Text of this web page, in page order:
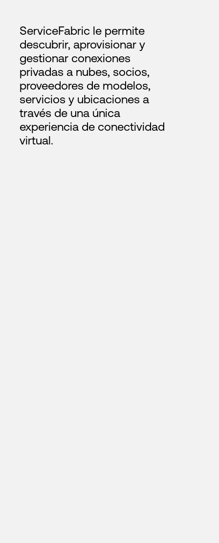
ServiceFabric le permite
descubrir, aprovisionar y
gestionar conexiones
privadas a nubes, socios,
proveedores de modelos,
servicios y ubicaciones a
través de una única
experiencia de conectividad
virtual.